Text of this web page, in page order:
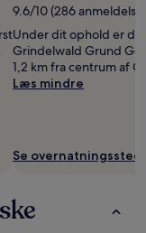
9.6/10 (286
Under dit ophold er
Grindelwald Grund
1,2 km fra centrum af
Læs mindre
Se